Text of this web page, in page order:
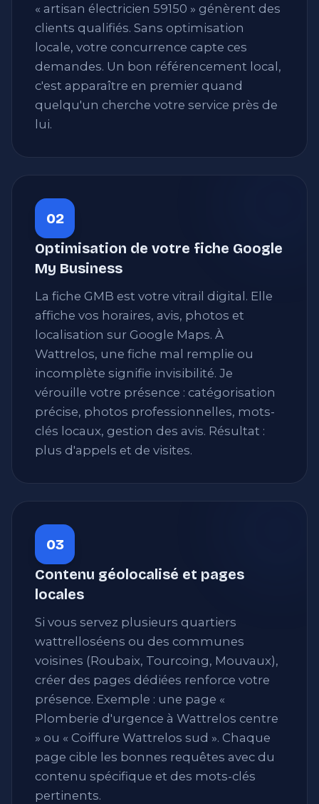
« artisan électricien 59150 » génèrent des
clients qualifiés. Sans optimisation
locale, votre concurrence capte ces
demandes. Un bon référencement local,
c'est apparaître en premier quand
quelqu'un cherche votre service près de
lui.
02
Optimisation de votre fiche Google
My Business
La fiche GMB est votre vitrail digital. Elle
affiche vos horaires, avis, photos et
localisation sur Google Maps. À
Wattrelos, une fiche mal remplie ou
incomplète signifie invisibilité. Je
vérouille votre présence : catégorisation
précise, photos professionnelles, mots-
clés locaux, gestion des avis. Résultat :
plus d'appels et de visites.
03
Contenu géolocalisé et pages
locales
Si vous servez plusieurs quartiers
wattrelloséens ou des communes
voisines (Roubaix, Tourcoing, Mouvaux),
créer des pages dédiées renforce votre
présence. Exemple : une page «
Plomberie d'urgence à Wattrelos centre
» ou « Coiffure Wattrelos sud ». Chaque
page cible les bonnes requêtes avec du
contenu spécifique et des mots-clés
pertinents.